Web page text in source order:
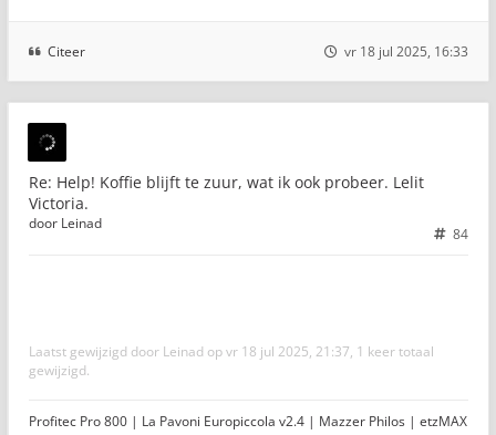
Citeer vr 18 jul 2025, 16:33
Re: Help! Koffie blijft te zuur, wat ik ook probeer. Lelit
Victoria.
84
door Leinad
Laatst gewijzigd door Leinad op vr 18 jul 2025, 21:37, 1 keer totaal
gewijzigd.
Profitec Pro 800 | La Pavoni Europiccola v2.4 | Mazzer Philos | etzMAX